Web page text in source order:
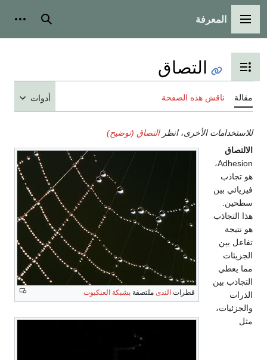
القائمة الرئيسية
المعرفة بحث
تبديل عرض جدول المحتويات
التصاق
مقالة ناقش هذه الصفحة أدوات
للاستخدامات الأخرى، انظرالتصاق (توضيح)
قطرات الندى ملتصقة بشبكة العنكبوت
الالتصاق
Adhesion،
هو تجاذب
فيزيائي بين
سطحين.
هذا التجاذب
هو نتيجة
تفاعل بين
الجزيئات
مما يعطي
التجاذب بين
الذرات
والجزئيات،
مثل